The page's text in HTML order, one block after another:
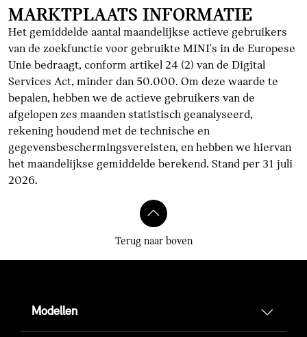
MARKTPLAATS INFORMATIE
Het gemiddelde aantal maandelijkse actieve gebruikers
van de zoekfunctie voor gebruikte MINI's in de Europese
Unie bedraagt, conform artikel 24 (2) van de Digital
Services Act, minder dan 50.000. Om deze waarde te
bepalen, hebben we de actieve gebruikers van de
afgelopen zes maanden statistisch geanalyseerd,
rekening houdend met de technische en
gegevensbeschermingsvereisten, en hebben we hiervan
het maandelijkse gemiddelde berekend. Stand per 31 juli
2026.
Terug naar boven
Modellen